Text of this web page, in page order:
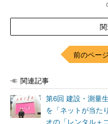
前のペー
関連記事
第6回 建設・測量
を「ネットが当た
オの「レンタル＋